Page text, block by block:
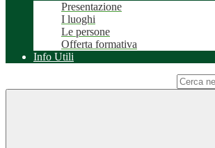
Presentazione
I luoghi
Le persone
Offerta formativa
Info Utili